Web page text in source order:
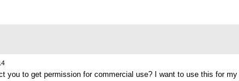
you to get permission for commercial use? I want to use this for